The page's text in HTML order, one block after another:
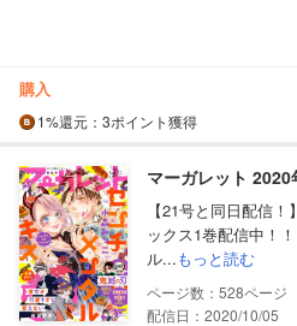
購入
1%還元 ：3ポイント獲得
マーガレット 2020
【21号と同日配信
ックス1巻配信中！
ル...もっと読む
528
配信日：2020/10/05